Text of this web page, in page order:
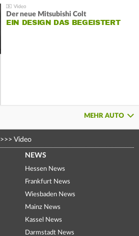
Der neue Mitsubishi Colt
EIN DESIGN DAS BEGEISTERT
MEHR AUTO
>>> Video
NEWS
Hessen News
Frankfurt News
Wiesbaden News
Mainz News
Kassel News
Darmstadt News